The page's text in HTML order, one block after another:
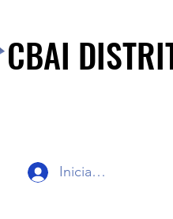
CBAI
Iniciar sesión